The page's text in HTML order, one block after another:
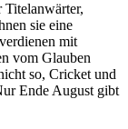
Titelanwärter,
sie eine
mit
vom Glauben
so, Cricket und
Ende August gibt